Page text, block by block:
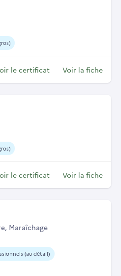
le certificat Voir la fiche
le certificat Voir la fiche
Maraîchage
(au détail)